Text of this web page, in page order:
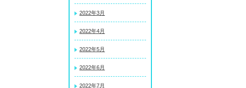
2022年3月
2022年4月
2022年5月
2022年6月
2022年7月